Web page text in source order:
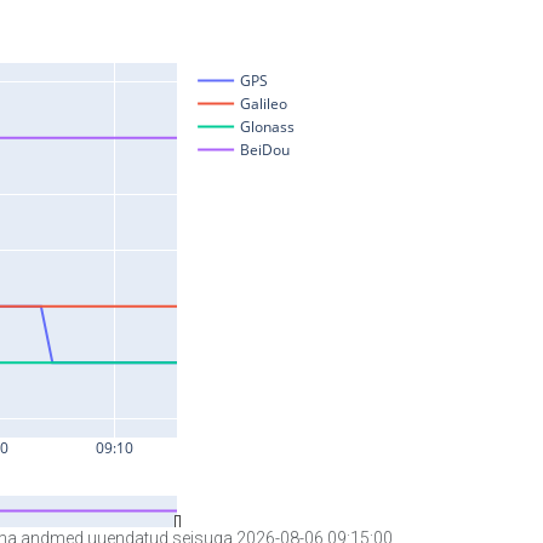
andmed uuendatud seisuga 2026-08-06 09:15:00